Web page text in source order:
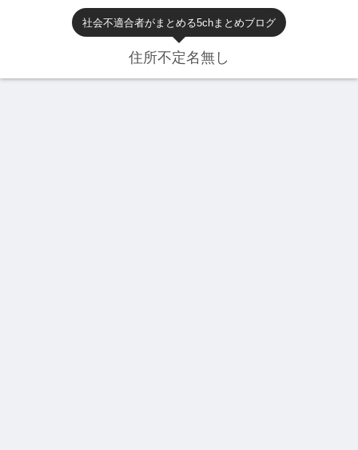
社会不適合者がまとめる5chまとめブログ
住所不定名無し